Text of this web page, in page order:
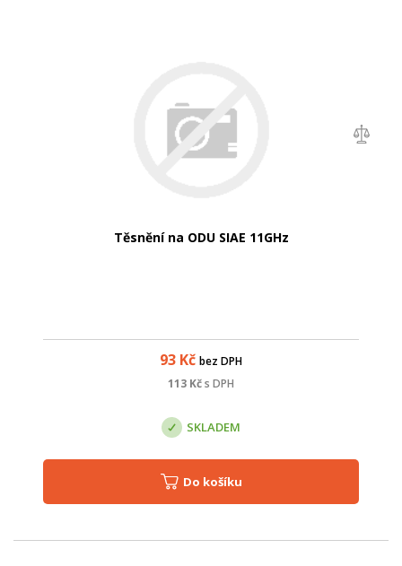
Těsnění na ODU SIAE 11GHz
93 Kč bez DPH
113 Kčs DPH
SKLADEM
Do košíku